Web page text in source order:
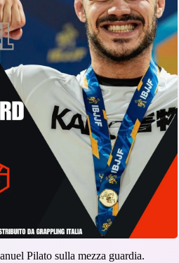
Pilato sulla mezza guardia.